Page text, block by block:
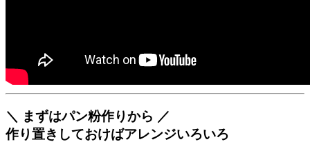
＼ まずはパン粉作りから ／
作り置きしておけばアレンジいろいろ